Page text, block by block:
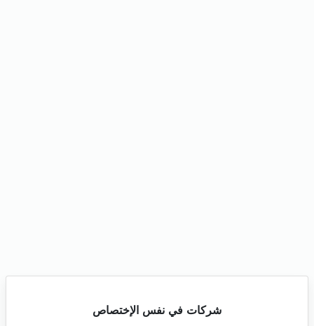
شركات في نفس الإختصاص